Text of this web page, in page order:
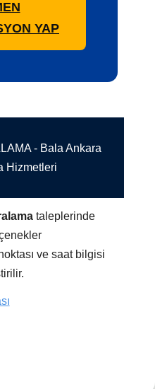
YAP
- Bala Ankara
Hizmetleri
taleplerinde
ve saat bilgisi